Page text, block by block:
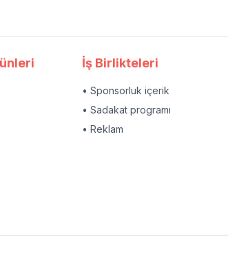
İş Birlikteleri
• Sponsorluk içerik
• Sadakat programı
• Reklam